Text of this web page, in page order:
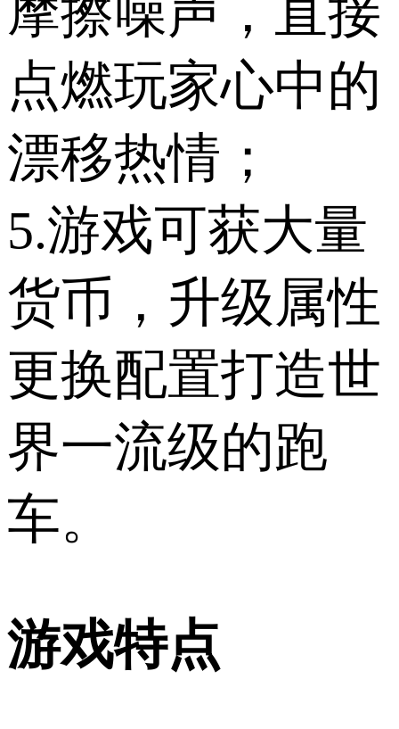
摩擦噪声，直接
点燃玩家心中的
漂移热情；
5.游戏可获大量
货币，升级属性
更换配置打造世
界一流级的跑
车。
游戏特点